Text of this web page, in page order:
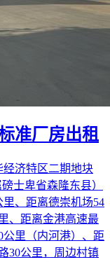
准厂房出租
经济特区二期地块
士卑省森隆东县）
、距离德崇机场54
、距离金港高速最
里（内河港）、距
30公里，周边村镇